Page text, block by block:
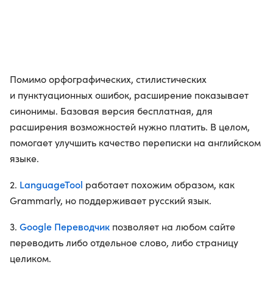
Помимо орфографических, стилистических
и пунктуационных ошибок, расширение показывает
синонимы. Базовая версия бесплатная, для
расширения возможностей нужно платить. В целом,
помогает улучшить качество переписки на английском
языке.
2. LanguageTool работает похожим образом, как
Grammarly, но поддерживает русский язык.
3. Google Переводчик позволяет на любом сайте
переводить либо отдельное слово, либо страницу
целиком.